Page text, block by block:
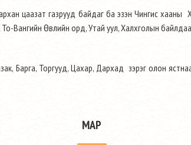
цаазат газрууд байдаг ба эзэн Чингис хааны
Вангийн Өвлийн орд, Утай уул, Халхголын
Барга, Торгууд, Цахар, Дархад зэрэг олон
MAP